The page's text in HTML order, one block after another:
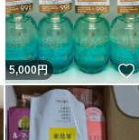
いいね！
5,000円